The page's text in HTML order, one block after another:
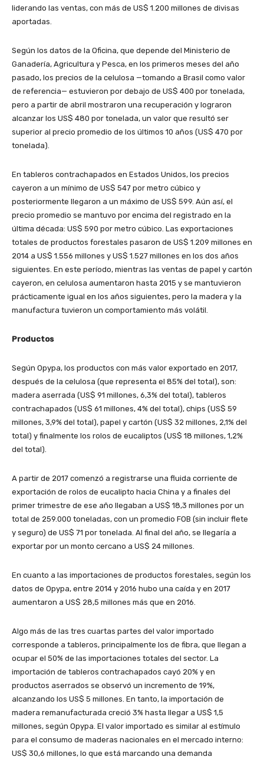
liderando las ventas, con más de US$ 1.200 millones de divisas
aportadas.
Según los datos de la Oficina, que depende del Ministerio de
Ganadería, Agricultura y Pesca, en los primeros meses del año
pasado, los precios de la celulosa —tomando a Brasil como valor
de referencia— estuvieron por debajo de US$ 400 por tonelada,
pero a partir de abril mostraron una recuperación y lograron
alcanzar los US$ 480 por tonelada, un valor que resultó ser
superior al precio promedio de los últimos 10 años (US$ 470 por
tonelada).
En tableros contrachapados en Estados Unidos, los precios
cayeron a un mínimo de US$ 547 por metro cúbico y
posteriormente llegaron a un máximo de US$ 599. Aún así, el
precio promedio se mantuvo por encima del registrado en la
última década: US$ 590 por metro cúbico. Las exportaciones
totales de productos forestales pasaron de US$ 1.209 millones en
2014 a US$ 1.556 millones y US$ 1.527 millones en los dos años
siguientes. En este período, mientras las ventas de papel y cartón
cayeron, en celulosa aumentaron hasta 2015 y se mantuvieron
prácticamente igual en los años siguientes, pero la madera y la
manufactura tuvieron un comportamiento más volátil.
Productos
Según Opypa, los productos con más valor exportado en 2017,
después de la celulosa (que representa el 85% del total), son:
madera aserrada (US$ 91 millones, 6,3% del total), tableros
contrachapados (US$ 61 millones, 4% del total), chips (US$ 59
millones, 3,9% del total), papel y cartón (US$ 32 millones, 2,1% del
total) y finalmente los rolos de eucaliptos (US$ 18 millones, 1,2%
del total).
A partir de 2017 comenzó a registrarse una fluida corriente de
exportación de rolos de eucalipto hacia China y a finales del
primer trimestre de ese año llegaban a US$ 18,3 millones por un
total de 259.000 toneladas, con un promedio FOB (sin incluir flete
y seguro) de US$ 71 por tonelada. Al final del año, se llegaría a
exportar por un monto cercano a US$ 24 millones.
En cuanto a las importaciones de productos forestales, según los
datos de Opypa, entre 2014 y 2016 hubo una caída y en 2017
aumentaron a US$ 28,5 millones más que en 2016.
Algo más de las tres cuartas partes del valor importado
corresponde a tableros, principalmente los de fibra, que llegan a
ocupar el 50% de las importaciones totales del sector. La
importación de tableros contrachapados cayó 20% y en
productos aserrados se observó un incremento de 19%,
alcanzando los US$ 5 millones. En tanto, la importación de
madera remanufacturada creció 3% hasta llegar a US$ 1,5
millones, según Opypa. El valor importado es similar al estímulo
para el consumo de maderas nacionales en el mercado interno:
US$ 30,6 millones, lo que está marcando una demanda